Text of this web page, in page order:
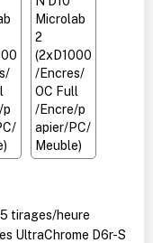
tirages/heure
UltraChrome D6r-S